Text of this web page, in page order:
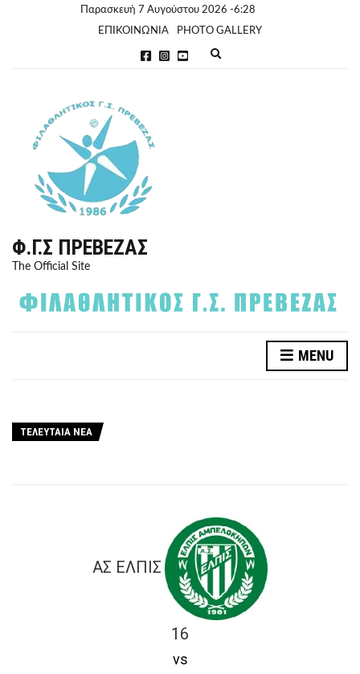
Παρασκευή 7 Αυγούστου 2026 -6:28
ΕΠΙΚΟΙΝΩΝΙΑ
PHOTO GALLERY
Φ.Γ.Σ ΠΡΈΒΕΖΑΣ
The Official Site
MENU
ΤΕΛΕΥΤΑΙΑ ΝΕΑ
ΑΣ ΕΛΠΙΣ
16
vs